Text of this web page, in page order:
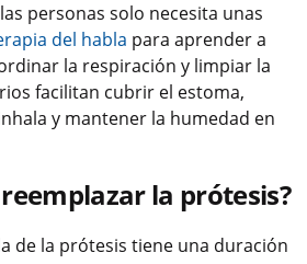
personas solo necesita unas
del habla para aprender a
la respiración y limpiar la
facilitan cubrir el estoma,
y mantener la humedad en
la prótesis?
de la prótesis tiene una duración